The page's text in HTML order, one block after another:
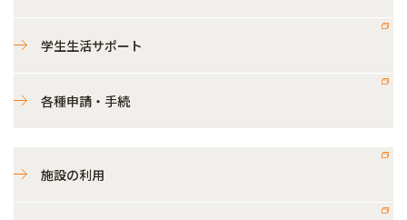
学生生活サポート
各種申請・手続
施設の利用